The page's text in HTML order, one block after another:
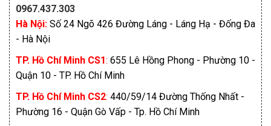
0967.437.303
Hà Nội: Số 24Ngõ 426 Đường Láng - Láng Hạ - Đống Đa
- Hà Nội
TP. Hồ Chí Minh CS1: 655 Lê Hồng Phong - Phường 10 -
Quận 10 - TP. Hồ Chí Minh
TP. Hồ Chí Minh CS2: 440/59/14 Đường Thống Nhất -
Phường 16 - Quận Gò Vấp - Tp. Hồ Chí Minh